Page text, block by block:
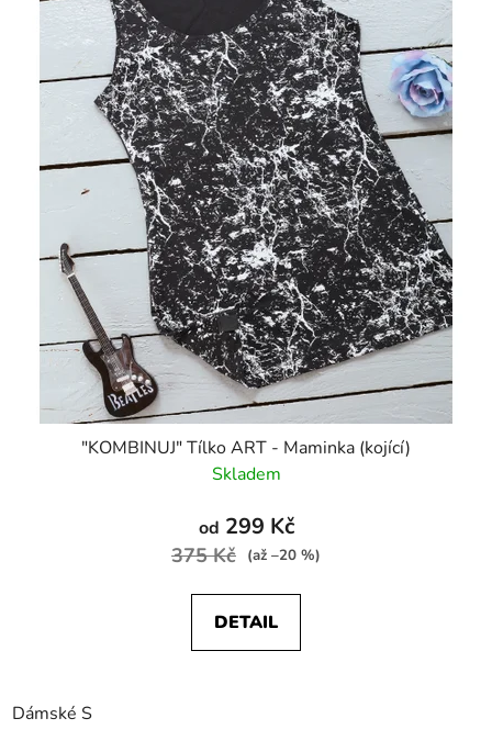
"KOMBINUJ" Tílko ART - Maminka (kojící)
Skladem
od 299 Kč
375 Kč (až –20 %)
DETAIL
Dámské S